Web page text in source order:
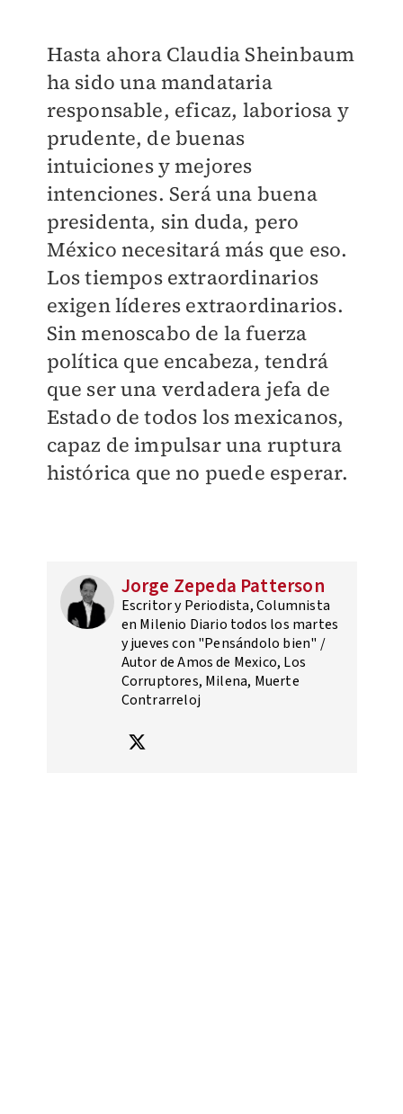
Hasta ahora Claudia Sheinbaum
ha sido una mandataria
responsable, eficaz, laboriosa y
prudente, de buenas
intuiciones y mejores
intenciones. Será una buena
presidenta, sin duda, pero
México necesitará más que eso.
Los tiempos extraordinarios
exigen líderes extraordinarios.
Sin menoscabo de la fuerza
política que encabeza, tendrá
que ser una verdadera jefa de
Estado de todos los mexicanos,
capaz de impulsar una ruptura
histórica que no puede esperar.
Jorge Zepeda Patterson
Escritor y Periodista, Columnista
en Milenio Diario todos los martes
y jueves con "Pensándolo bien" /
Autor de Amos de Mexico, Los
Corruptores, Milena, Muerte
Contrarreloj